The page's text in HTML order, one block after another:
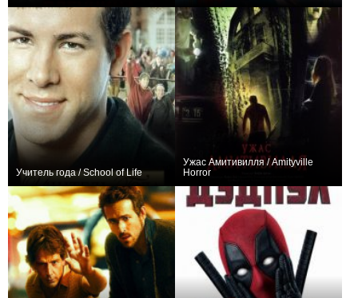
Учитель года / School of Life
Ужас Амитивилля / Amityville
Horror